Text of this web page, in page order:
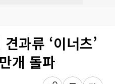
과류 ‘이너츠’
개 돌파